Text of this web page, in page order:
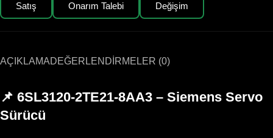
Satış Onarım Talebi Değişim
AÇIKLAMADEĞERLENDIRMELER (0)
📌 6SL3120-2TE21-8AA3 – Siemens Servo
Sürücü